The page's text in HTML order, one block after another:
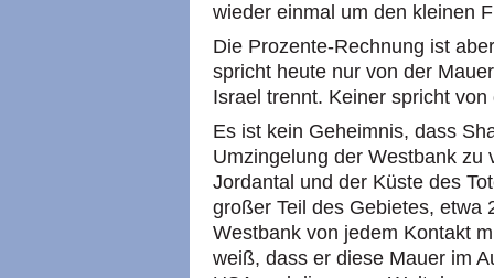
wieder einmal um den kleinen
Die Prozente-Rechnung ist
spricht heute nur von der
Israel trennt. Keiner spricht von
Es ist kein Geheimnis, dass
Umzingelung der Westbank zu
Jordantal und der Küste des
großer Teil des Gebietes, etwa
Westbank von jedem Kontakt
weiß, dass er diese Mauer im